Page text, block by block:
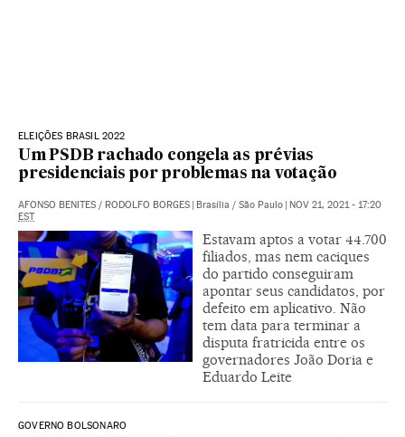
ELEIÇÕES BRASIL 2022
Um PSDB rachado congela as prévias
presidenciais por problemas na votação
AFONSO BENITES / RODOLFO BORGES Brasília / São Paulo
NOV 21, 2021 - 17:20
EST
Estavam aptos a votar 44.700
filiados, mas nem caciques
do partido conseguiram
apontar seus candidatos, por
defeito em aplicativo. Não
tem data para terminar a
disputa fratricida entre os
governadores João Doria e
Eduardo Leite
GOVERNO BOLSONARO